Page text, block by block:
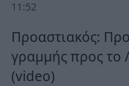
11:52
Προαστιακός:
γραμμής προς το
(video)